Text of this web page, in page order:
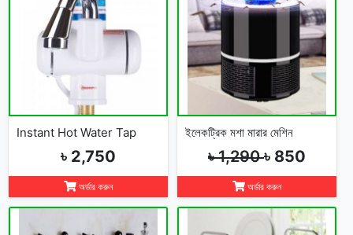
Instant Hot Water Tap
৳ 2,750
অর্ডার করুন
ইলেকট্রিক মশা মারার মেশিন
৳ 1,290৳ 850
অর্ডার করুন